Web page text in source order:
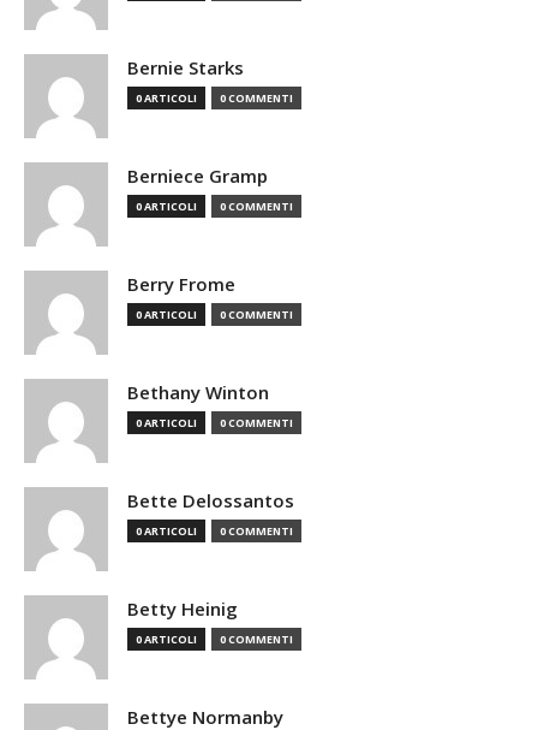
Bernie Starks
0 ARTICOLI 0 COMMENTI
Berniece Gramp
0 ARTICOLI 0 COMMENTI
Berry Frome
0 ARTICOLI 0 COMMENTI
Bethany Winton
0 ARTICOLI 0 COMMENTI
Bette Delossantos
0 ARTICOLI 0 COMMENTI
Betty Heinig
0 ARTICOLI 0 COMMENTI
Bettye Normanby